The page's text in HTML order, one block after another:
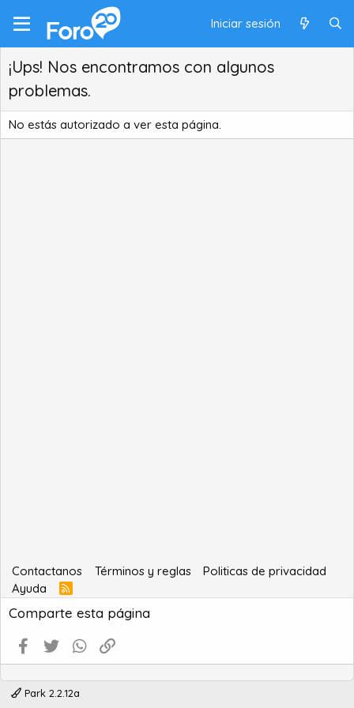
Iniciar sesión
¡Ups! Nos encontramos con algunos
problemas.
No estás autorizado a ver esta página.
Contactanos Términos y reglas
Politicas de privacidad
Ayuda
R
S
S
Comparte esta página
Facebook
Twitter WhatsApp
Park 2.2.12a